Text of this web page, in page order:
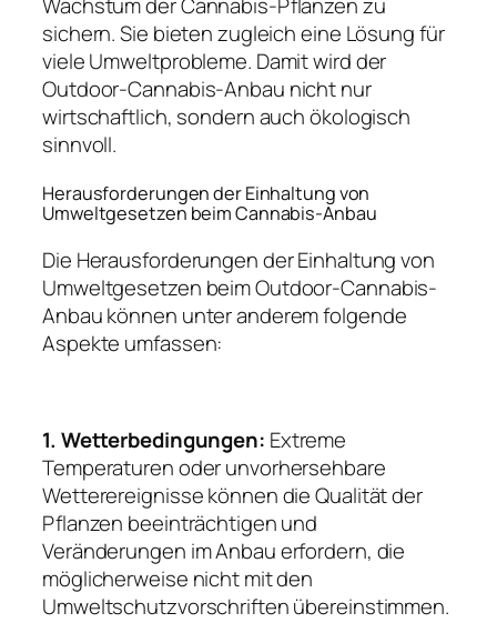
sichern. Sie bieten zugleich eine Lösung für
viele Umweltprobleme. Damit wird der
Outdoor-Cannabis-Anbau nicht nur
wirtschaftlich, sondern auch ökologisch
sinnvoll.
Herausforderungen der Einhaltung von
Umweltgesetzen beim Cannabis-Anbau
Die Herausforderungen der Einhaltung von
Umweltgesetzen beim Outdoor-Cannabis-
Anbau können unter anderem folgende
Aspekte umfassen:
1. Wetterbedingungen: Extreme
Temperaturen oder unvorhersehbare
Wetterereignisse können die Qualität der
Pflanzen beeinträchtigen und
Veränderungen im Anbau erfordern, die
möglicherweise nicht mit den
Umweltschutzvorschriften übereinstimmen.